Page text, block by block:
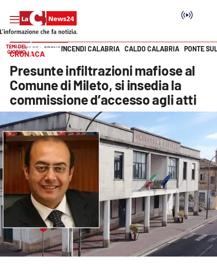
Cronaca
Politica
Attualità
Economia e lavoro
Italia Mondo
Sanità
Sport
Vai
TEMI DEL
GIORNO
INCENDI CALABRIA CALDO CALABRIA PONTE
HOME PAGE CRONACA
CRONACA
Presunte infiltrazioni mafiose al
Comune di Mileto, si insedia la
commissione d’accesso agli atti